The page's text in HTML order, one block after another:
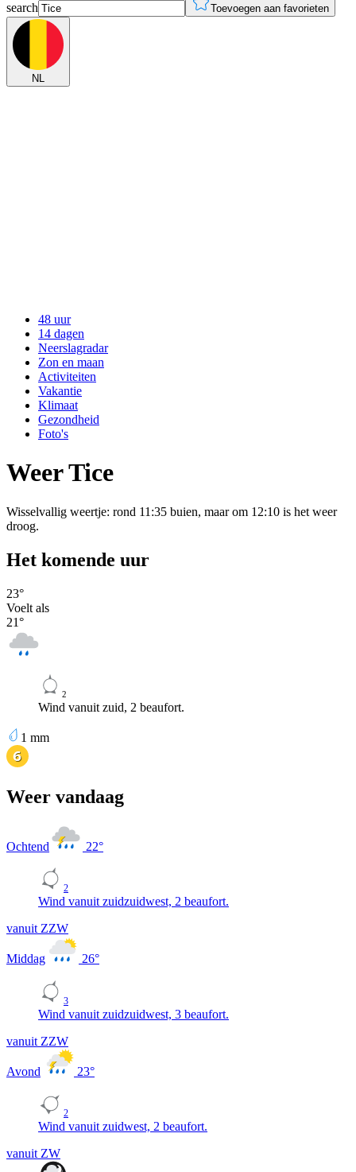
search Toevoegen aan favorieten
NL
48 uur
14 dagen
Neerslagradar
Zon en maan
Activiteiten
Vakantie
Klimaat
Gezondheid
Foto's
Weer Tice
Wisselvallig weertje: rond 11:35 buien, maar om 12:10 is het weer
droog.
Het komende uur
23°
Voelt als
21°
2
Wind vanuit zuid, 2 beaufort.
1 mm
Weer vandaag
Ochtend 22°
2
Wind vanuit zuidzuidwest, 2 beaufort.
vanuit ZZW
Middag 26°
3
Wind vanuit zuidzuidwest, 3 beaufort.
vanuit ZZW
Avond 23°
2
Wind vanuit zuidwest, 2 beaufort.
vanuit ZW